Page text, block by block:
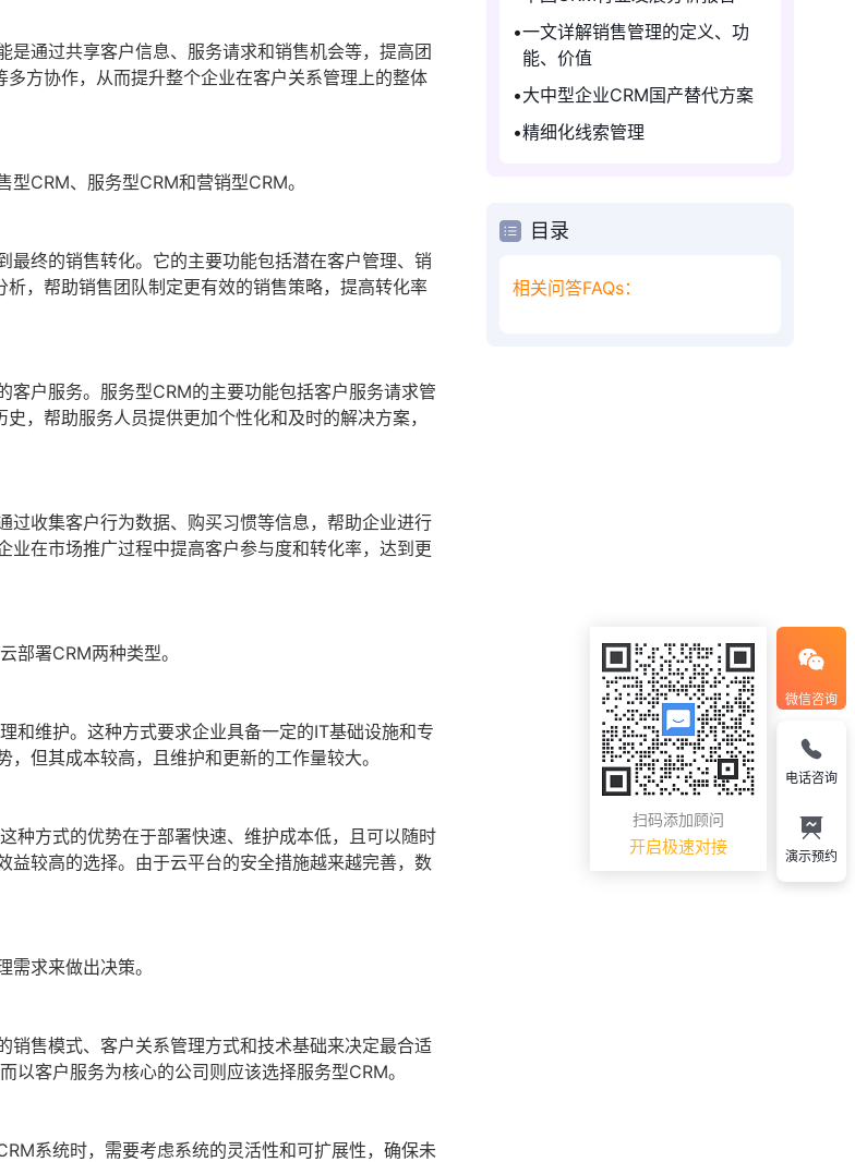
通过共享客户信息、服务请求和销售机会等，提高团
方协作，从而提升整个企业在客户关系管理上的整体
CRM、服务型CRM和营销型CRM。
终的销售转化。它的主要功能包括潜在客户管理、销
，帮助销售团队制定更有效的销售策略，提高转化率
户服务。服务型CRM的主要功能包括客户服务请求管
，帮助服务人员提供更加个性化和及时的解决方案，
过收集客户行为数据、购买习惯等信息，帮助企业进行
在市场推广过程中提高客户参与度和转化率，达到更
部署CRM两种类型。
和维护。这种方式要求企业具备一定的IT基础设施和专
但其成本较高，且维护和更新的工作量较大。
种方式的优势在于部署快速、维护成本低，且可以随时
益较高的选择。由于云平台的安全措施越来越完善，数
求来做出决策。
销售模式、客户关系管理方式和技术基础来决定最合适
客户服务为核心的公司则应该选择服务型CRM。
系统时，需要考虑系统的灵活性和可扩展性，确保未
一文详解销售管理的定义、功
能、价值
大中型企业CRM国产替代方案
精细化线索管理
目录
相关问答FAQs：
微信咨询
扫码添加顾问
开启极速对接
电话咨询
演示预约